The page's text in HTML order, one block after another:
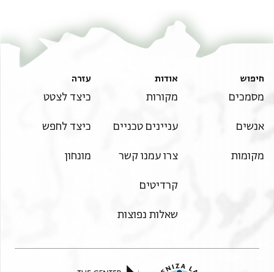
חיפוש
מסמכים
אנשים
מקומות
אודות
מקורות
עניינים טכניים
צרו עמנו קשר
קרדיטים
שאלות נפוצות
עזרה
כיצד לצטט
כיצד לחפש
מונחון